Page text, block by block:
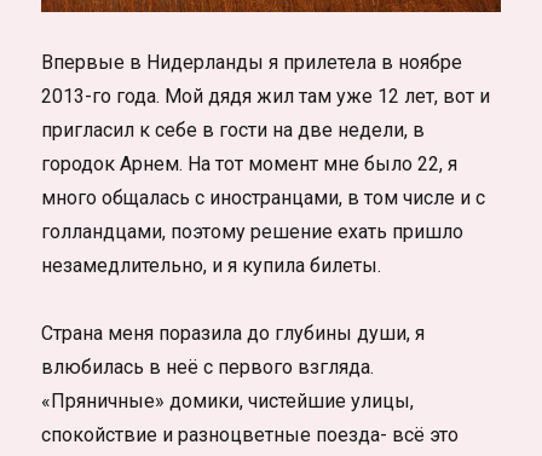
Впервые в Нидерланды я прилетела в ноябре
2013-го года. Мой дядя жил там уже 12 лет, вот и
пригласил к себе в гости на две недели, в
городок Арнем. На тот момент мне было 22, я
много общалась с иностранцами, в том числе и с
голландцами, поэтому решение ехать пришло
незамедлительно, и я купила билеты.
Страна меня поразила до глубины души, я
влюбилась в неё с первого взгляда.
«Пряничные» домики, чистейшие улицы,
спокойствие и разноцветные поезда- всё это